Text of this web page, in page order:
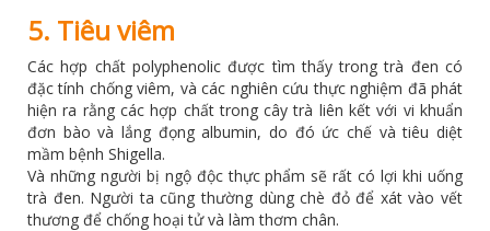
5. Tiêu viêm
Các hợp chất polyphenolic được tìm thấy trong trà đen có
đặc tính chống viêm, và các nghiên cứu thực nghiệm đã phát
hiện ra rằng các hợp chất trong cây trà liên kết với vi khuẩn
đơn bào và lắng đọng albumin, do đó ức chế và tiêu diệt
mầm bệnh Shigella.
Và những người bị ngộ độc thực phẩm sẽ rất có lợi khi uống
trà đen. Người ta cũng thường dùng chè đỏ để xát vào vết
thương để chống hoại tử và làm thơm chân.